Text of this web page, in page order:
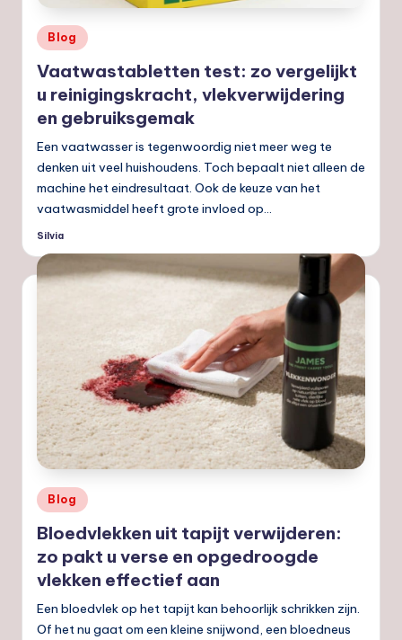
Geplaatst
in
Blog
Vaatwastabletten test: zo vergelijkt
u reinigingskracht, vlekverwijdering
en gebruiksgemak
Een vaatwasser is tegenwoordig niet meer weg te
denken uit veel huishoudens. Toch bepaalt niet alleen de
machine het eindresultaat. Ook de keuze van het
vaatwasmiddel heeft grote invloed op…
Geplaatst
door
Silvia
Geplaatst
in
Blog
Bloedvlekken uit tapijt verwijderen:
zo pakt u verse en opgedroogde
vlekken effectief aan
Een bloedvlek op het tapijt kan behoorlijk schrikken zijn.
Of het nu gaat om een kleine snijwond, een bloedneus